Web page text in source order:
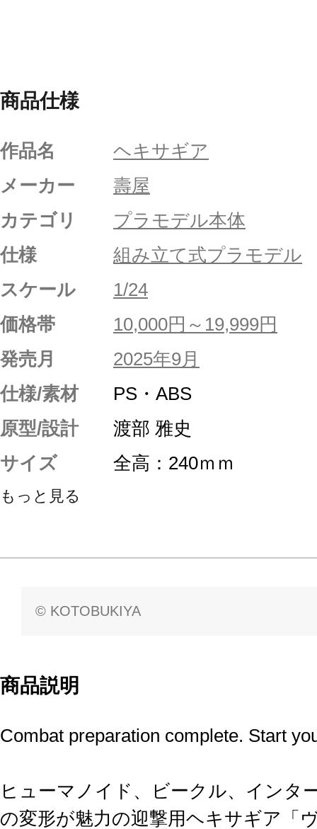
商品仕様
作品名
ヘキサギア
メーカー
壽屋
カテゴリ
プラモデル本体
仕様
組み立て式プラモデル
スケール
1/24
価格帯
10,000円～19,999円
発売月
2025年9月
仕様/素材
PS・ABS
原型/設計
渡部 雅史
サイズ
全高：240ｍｍ
もっと見る
© KOTOBUKIYA
商品説明
Combat preparation complete. Start
ヒューマノイド、ビークル、インタ
の変形が魅力の迎撃用ヘキサギア「